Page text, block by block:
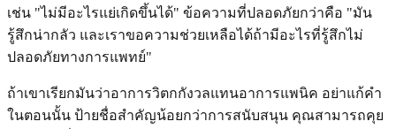
เช่น "ไม่มีอะไรแย่เกิดขึ้นได้" ข้อความที่ปลอดภัยกว่าคือ "มัน
รู้สึกน่ากลัว และเราขอความช่วยเหลือได้ถ้ามีอะไรที่รู้สึกไม่
ปลอดภัยทางการแพทย์"
ถ้าเขาเรียกมันว่าอาการวิตกกังวลแทนอาการแพนิค อย่าแก้คำ
ในตอนนั้น ป้ายชื่อสำคัญน้อยกว่าการสนับสนุน คุณสามารถคุย